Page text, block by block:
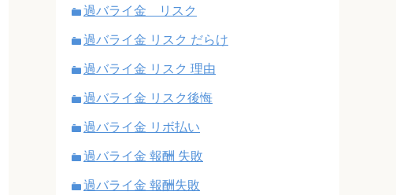
過バライ金 リスク
過バライ金 リスク だらけ
過バライ金 リスク 理由
過バライ金 リスク後悔
過バライ金 リボ払い
過バライ金 報酬 失敗
過バライ金 報酬失敗